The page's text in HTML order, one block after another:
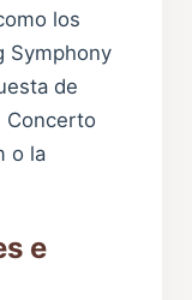
los
Symphony
de
Concerto
o la
e